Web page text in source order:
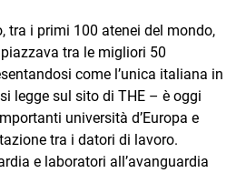
tra i primi 100 atenei del mondo,
tra le migliori 50
come l’unica italiana in
legge sul sito di THE – è oggi
università d’Europa e
tra i datori di lavoro.
e laboratori all’avanguardia